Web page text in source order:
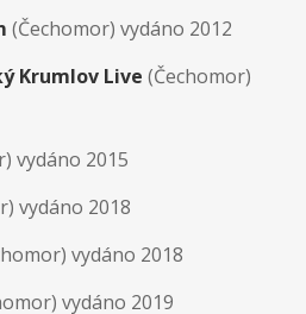
(Čechomor) vydáno 2012
Krumlov Live (Čechomor)
vydáno 2015
vydáno 2018
vydáno 2018
vydáno 2019